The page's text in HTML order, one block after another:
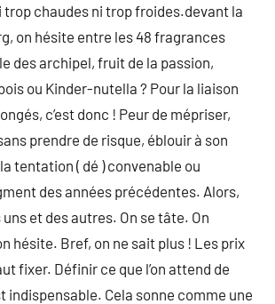
chaudes ni trop froides.devant la
on hésite entre les 48 fragrances
des archipel, fruit de la passion,
ou Kinder-nutella ? Pour la liaison
c’est donc ! Peur de mépriser,
prendre de risque, éblouir à son
tentation ( dé ) convenable ou
des années précédentes. Alors,
et des autres. On se tâte. On
hésite. Bref, on ne sait plus ! Les prix
fixer. Définir ce que l’on attend de
indispensable. Cela sonne comme une